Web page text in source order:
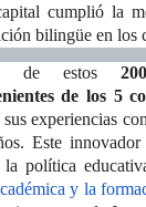
cumplió la
bilingüe en los
de estos
de los 5
experiencias
Este innovador
la política
y la